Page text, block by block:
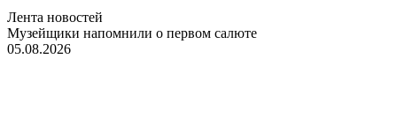
Лента новостей
Музейщики напомнили о первом салюте
05.08.2026